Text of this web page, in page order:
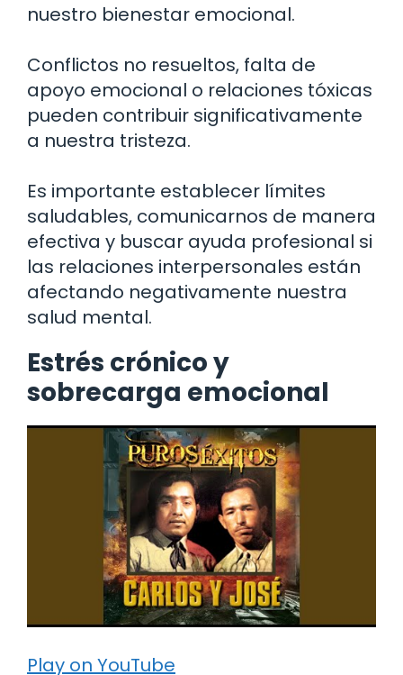
nuestro bienestar emocional.
Conflictos no resueltos, falta de
apoyo emocional o relaciones tóxicas
pueden contribuir significativamente
a nuestra tristeza.
Es importante establecer límites
saludables, comunicarnos de manera
efectiva y buscar ayuda profesional si
las relaciones interpersonales están
afectando negativamente nuestra
salud mental.
Estrés crónico y
sobrecarga emocional
Play on YouTube